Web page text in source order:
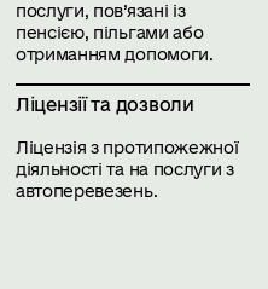
послуги, пов’язані із
пенсією, пільгами або
отриманням допомоги.
Ліцензії та дозволи
Ліцензія з протипожежної
діяльності та на послуги з
автоперевезень.